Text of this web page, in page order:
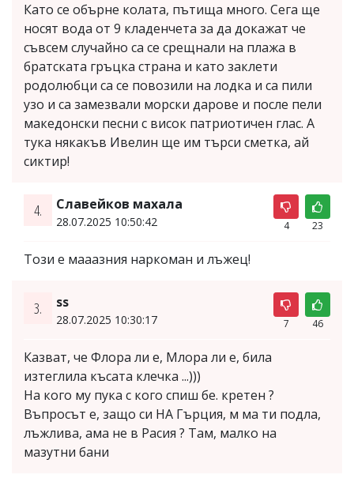
Като се обърне колата, пътища много. Сега ще
носят вода от 9 кладенчета за да докажат че
съвсем случайно са се срещнали на плажа в
братската гръцка страна и като заклети
родолюбци са се повозили на лодка и са пили
узо и са замезвали морски дарове и после пели
македонски песни с висок патриотичен глас. А
тука някакъв Ивелин ще им търси сметка, ай
сиктир!
4. Славейков махала
28.07.2025 10:50:42 4 23
Този е мааазния наркоман и лъжец!
3. ss
28.07.2025 10:30:17 7 46
Казват, че Флора ли е, Млора ли е, била
изтеглила късата клечка ...)))
На кого му пука с кого спиш бе. кретен ?
Въпросът е, защо си НА Гърция, м ма ти подла,
лъжлива, ама не в Расия ? Там, малко на
мазутни бани